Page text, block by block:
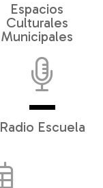
Espacios
Culturales
Municipales
Radio Escuela